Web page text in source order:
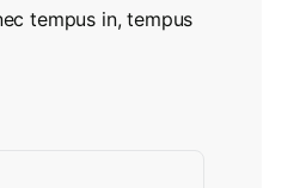
tempus in, tempus